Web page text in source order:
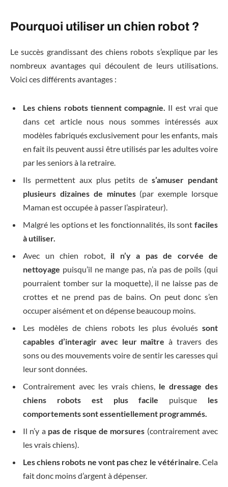
Pourquoi utiliser un chien robot ?
Le succès grandissant des chiens robots s’explique par les
nombreux avantages qui découlent de leurs utilisations.
Voici ces différents avantages :
Les chiens robots tiennent compagnie. Il est vrai que
dans cet article nous nous sommes intéressés aux
modèles fabriqués exclusivement pour les enfants, mais
en fait ils peuvent aussi être utilisés par les adultes voire
par les seniors à la retraire.
Ils permettent aux plus petits des’amuser pendant
plusieurs dizaines de minutes(par exemple lorsque
Maman est occupée à passer l’aspirateur).
Malgré les options et les fonctionnalités, ils sont faciles
à utiliser.
Avec un chien robot, il n’y a pas de corvée de
nettoyage puisqu’il ne mange pas, n’a pas de poils (qui
pourraient tomber sur la moquette), il ne laisse pas de
crottes et ne prend pas de bains. On peut donc s’en
occuper aisément et on dépense beaucoup moins.
Les modèles de chiens robots les plus évolués sont
capables d’interagir avec leur maître à travers des
sons ou des mouvements voire de sentir les caresses qui
leur sont données.
Contrairement avec les vrais chiens, le dressage des
chiens robots est plus facile puisque les
comportements sont essentiellement programmés.
Il n’y a pas de risque de morsures (contrairement avec
les vrais chiens).
Les chiens robots ne vont pas chez le vétérinaire . Cela
fait donc moins d’argent à dépenser.